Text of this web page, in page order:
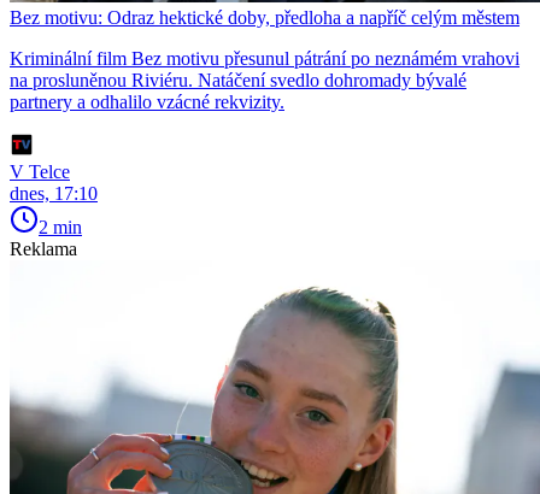
Bez motivu: Odraz hektické doby, předloha a napříč celým městem
Kriminální film Bez motivu přesunul pátrání po neznámém vrahovi
na prosluněnou Riviéru. Natáčení svedlo dohromady bývalé
partnery a odhalilo vzácné rekvizity.
V Telce
dnes, 17:10
2 min
Reklama